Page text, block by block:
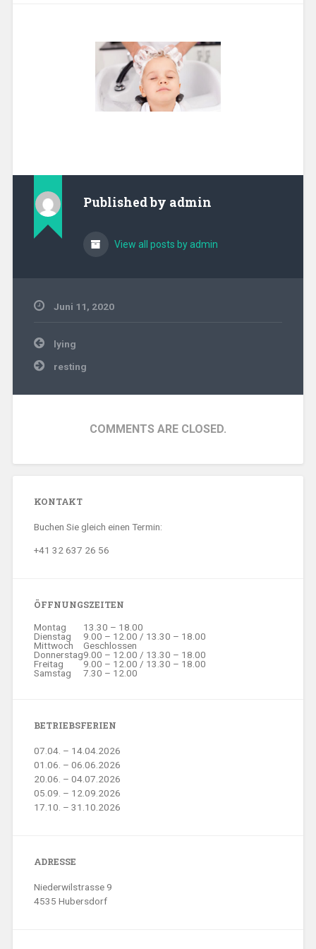
Published by admin
View all posts by admin
Juni 11, 2020
Beitragsnavigation
lying
resting
COMMENTS ARE CLOSED.
KONTAKT
Buchen Sie gleich einen Termin:
+41 32 637 26 56
ÖFFNUNGSZEITEN
Montag
13.30 – 18.00
Dienstag
9.00 – 12.00 / 13.30 – 18.00
Mittwoch
Geschlossen
Donnerstag9.00 – 12.00 / 13.30 – 18.00
Freitag
9.00 – 12.00 / 13.30 – 18.00
Samstag
7.30 – 12.00
BETRIEBSFERIEN
07.04. – 14.04.2026
01.06. – 06.06.2026
20.06. – 04.07.2026
05.09. – 12.09.2026
17.10. – 31.10.2026
ADRESSE
Niederwilstrasse 9
4535 Hubersdorf